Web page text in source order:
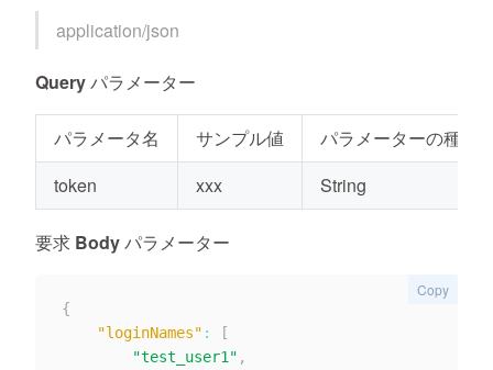
application/json
Query パラメーター
パラメータ名 サンプル値
パラメーターの種類
token
xxx String
要求 Body パラメーター
{
"loginNames" :
[
"test_user1" ,
Copy